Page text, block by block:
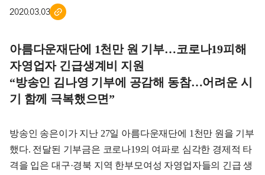
2020.03.03
아름다운재단에 1천만 원 기부…코로나19피해
자영업자 긴급생계비 지원
“방송인 김나영 기부에 공감해 동참…어려운 시
기 함께 극복했으면”
방송인 송은이가 지난 27일 아름다운재단에 1천만 원을 기부
했다. 전달된 기부금은 코로나19의 여파로 심각한 경제적 타
격을 입은 대구·경북 지역 한부모여성 자영업자들의 긴급 생